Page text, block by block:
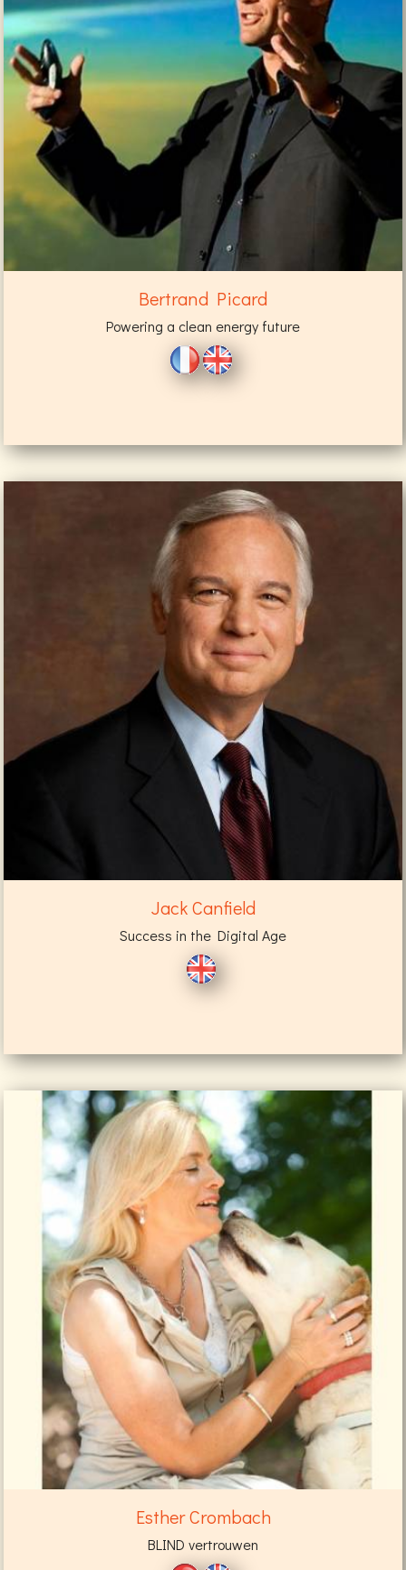
Bertrand Picard
Powering a clean energy future
Jack Canfield
Success in the Digital Age
Esther Crombach
BLIND vertrouwen